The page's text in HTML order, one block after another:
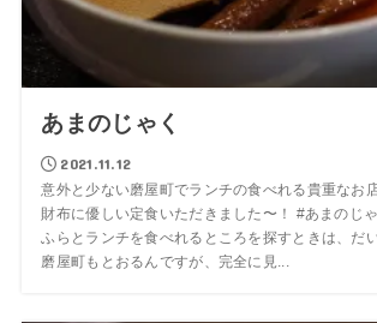
あまのじゃく
2021.11.12
意外と少ない磨屋町でランチの食べれる貴重なお
財布に優しい定食いただきました〜！ #あまのじ
ふらとランチを食べれるところを探すときは、だ
磨屋町もとおるんですが、完全に見...